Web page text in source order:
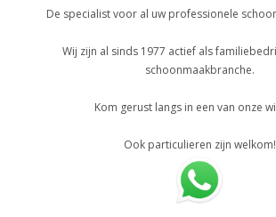
De specialist voor al uw professionele
Wij zijn al sinds 1977 actief als
schoonmaakbranche.
Kom gerust langs in een van onze
Ook particulieren zijn welkom!